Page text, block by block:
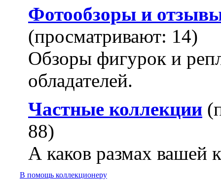
Фотообзоры и
(просматривают: 14)
Обзоры фигурок и
обладателей.
Частные коллекции
88)
А каков размах вашей
В помощь коллекционеру